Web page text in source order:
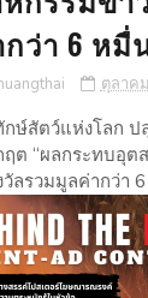
ว่า 6 หมื่
ตุลาค
ษ์สัตว์แห่งโลก ป
ต “ผลกระทบอุต
วัลรวมมูลค่ากว่า